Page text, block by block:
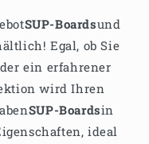
SUP-Boardsund
Egal, ob Sie
ein erfahrener
wird Ihren
SUP-Boardsin
ideal